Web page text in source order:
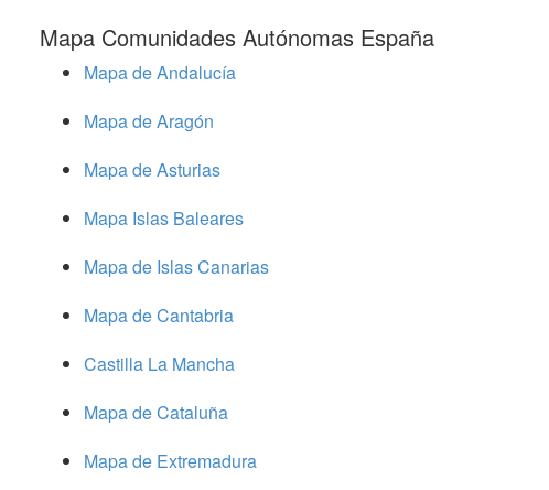
Mapa Comunidades Autónomas España
Mapa de Andalucía
Mapa de Aragón
Mapa de Asturias
Mapa Islas Baleares
Mapa de Islas Canarias
Mapa de Cantabria
Castilla La Mancha
Mapa de Cataluña
Mapa de Extremadura